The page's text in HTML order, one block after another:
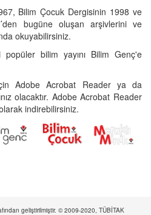
Bilim Çocuk Dergisinin 1998 ve
bugüne oluşan arşivlerini ve
okuyabilirsiniz.
popüler bilim yayını Bilim Genç'e
Adobe Acrobat Reader ya da
olacaktır. Adobe Acrobat Reader
indirebilirsiniz.
geliştirilmiştir. © 2009-2020, TÜBİTAK